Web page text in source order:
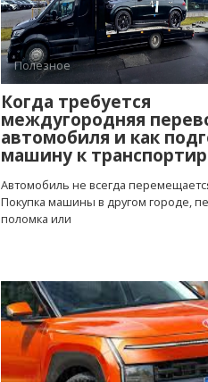
Полезное
Когда требуется
междугородняя
автомобиля и как
машину к
Автомобиль не всегда
Покупка машины в другом городе,
поломка или